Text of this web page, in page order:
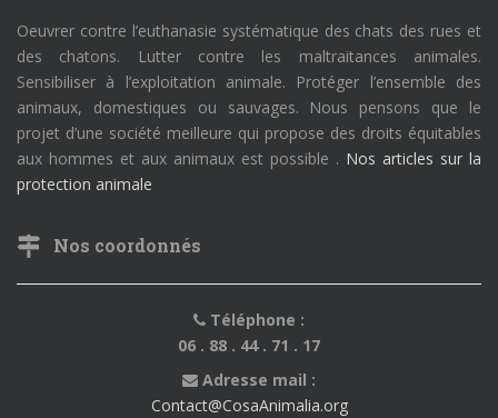
Oeuvrer contre l’euthanasie systématique des chats des rues et
des chatons. Lutter contre les maltraitances animales.
Sensibiliser à l’exploitation animale. Protéger l’ensemble des
animaux, domestiques ou sauvages. Nous pensons que le
projet d’une société meilleure qui propose des droits équitables
aux hommes et aux animaux est possible . Nos articles sur la
protection animale
Nos coordonnés
Téléphone :
06 . 88 . 44 . 71 . 17
Adresse mail :
Contact@CosaAnimalia.org